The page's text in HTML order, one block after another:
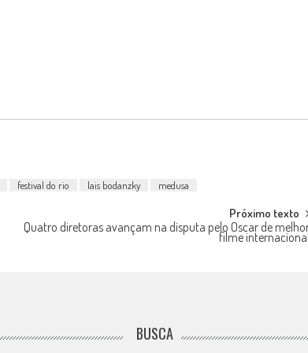
festival do rio lais bodanzky medusa
Próximo texto
Quatro diretoras avançam na disputa pelo Oscar de
filme
BUSCA